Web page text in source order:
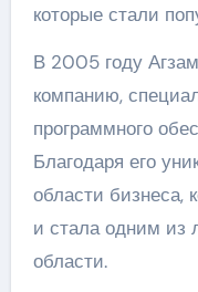
которые стали
В 2005 году
компанию,
программного
Благодаря его
области бизнеса,
и стала одним из
области.